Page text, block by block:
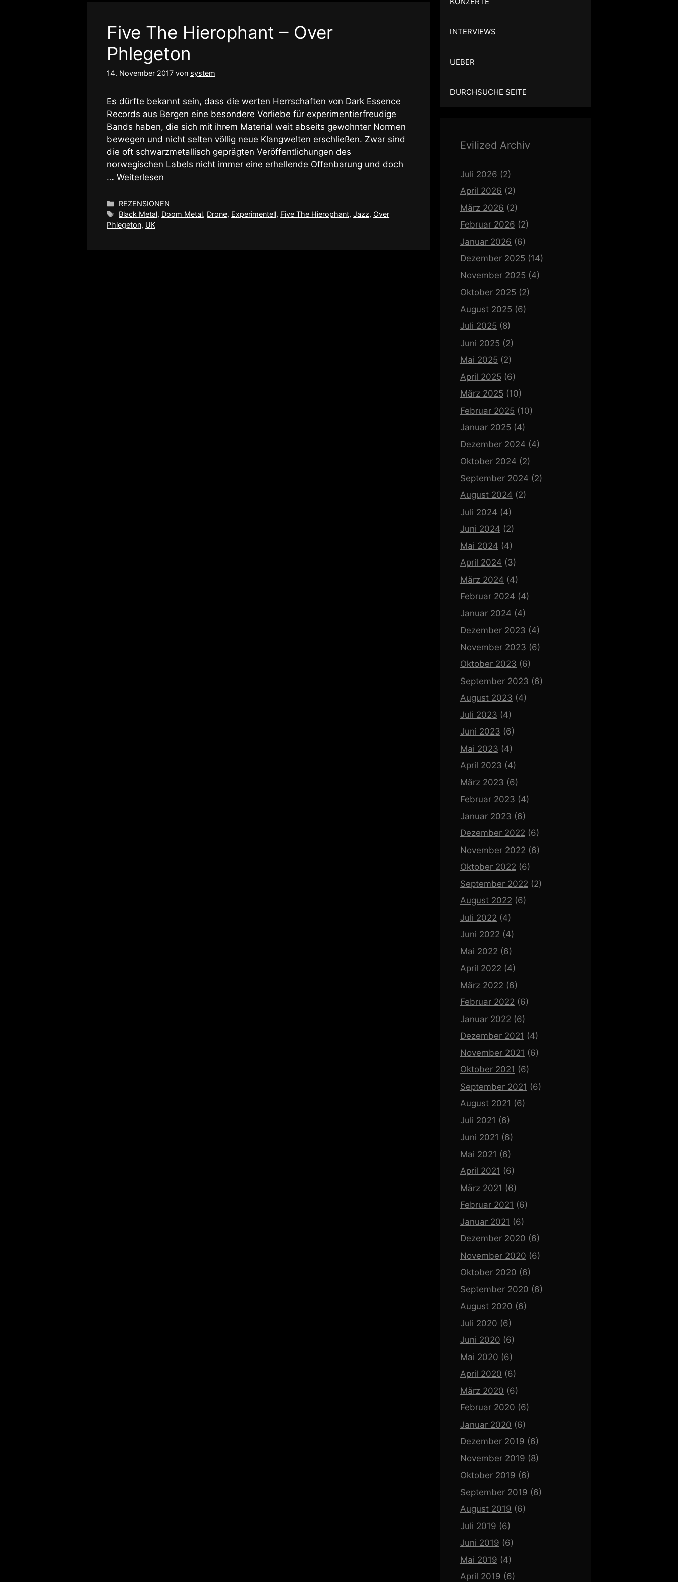
Five The Hierophant – Over
Phlegeton
14. November 2017 von system
Es dürfte bekannt sein, dass die werten Herrschaften von Dark Essence
Records aus Bergen eine besondere Vorliebe für experimentierfreudige
Bands haben, die sich mit ihrem Material weit abseits gewohnter Normen
bewegen und nicht selten völlig neue Klangwelten erschließen. Zwar sind
die oft schwarzmetallisch geprägten Veröffentlichungen des
norwegischen Labels nicht immer eine erhellende Offenbarung und doch
… Weiterlesen
Kategorien
REZENSIONEN
Schlagwörter
Black Metal, Doom Metal, Drone, Experimentell, Five The Hierophant,Jazz, Over
Phlegeton, UK
INTERVIEWS
UEBER
DURCHSUCHE SEITE
Evilized Archiv
Juli 2026 (2)
April 2026 (2)
März 2026 (2)
Februar 2026 (2)
Januar 2026 (6)
Dezember 2025 (14)
November 2025 (4)
Oktober 2025 (2)
August 2025 (6)
Juli 2025 (8)
Juni 2025 (2)
Mai 2025 (2)
April 2025 (6)
März 2025 (10)
Februar 2025 (10)
Januar 2025 (4)
Dezember 2024 (4)
Oktober 2024 (2)
September 2024 (2)
August 2024 (2)
Juli 2024 (4)
Juni 2024 (2)
Mai 2024 (4)
April 2024 (3)
März 2024 (4)
Februar 2024 (4)
Januar 2024 (4)
Dezember 2023 (4)
November 2023 (6)
Oktober 2023 (6)
September 2023 (6)
August 2023 (4)
Juli 2023 (4)
Juni 2023 (6)
Mai 2023 (4)
April 2023 (4)
März 2023 (6)
Februar 2023 (4)
Januar 2023 (6)
Dezember 2022 (6)
November 2022 (6)
Oktober 2022 (6)
September 2022 (2)
August 2022 (6)
Juli 2022 (4)
Juni 2022 (4)
Mai 2022 (6)
April 2022 (4)
März 2022 (6)
Februar 2022 (6)
Januar 2022 (6)
Dezember 2021 (4)
November 2021 (6)
Oktober 2021 (6)
September 2021 (6)
August 2021 (6)
Juli 2021 (6)
Juni 2021 (6)
Mai 2021 (6)
April 2021 (6)
März 2021 (6)
Februar 2021 (6)
Januar 2021 (6)
Dezember 2020 (6)
November 2020 (6)
Oktober 2020 (6)
September 2020 (6)
August 2020 (6)
Juli 2020 (6)
Juni 2020 (6)
Mai 2020 (6)
April 2020 (6)
März 2020 (6)
Februar 2020 (6)
Januar 2020 (6)
Dezember 2019 (6)
November 2019 (8)
Oktober 2019 (6)
September 2019 (6)
August 2019 (6)
Juli 2019 (6)
Juni 2019 (6)
Mai 2019 (4)
April 2019 (6)